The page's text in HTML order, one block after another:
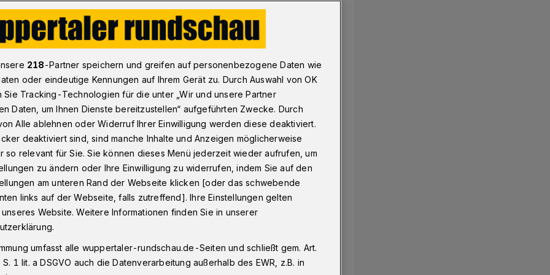
WSV-Coach Parlatan will Zahl der Gegentore verringern​
will Zahl
verringern
Ersan Parlatan am Freitag (22.
Der Sturm und die damit
Strecke sorgten für, dass der neue
Wuppertaler SV nach der
Berlin eine Stunde später als
218-Partner speichern und greifen auf personenbezogene Daten wie
oder eindeutige Kennungen auf Ihrem Gerät zu. Durch Auswahl von OK
Sie Tracking-Technologien für die unter „Wir und unsere Partner
Daten, um Ihnen Dienste bereitzustellen“ aufgeführten Zwecke. Durch
Alle ablehnen oder Widerruf Ihrer Einwilligung werden diese deaktiviert.
deaktiviert sind, sind manche Inhalte und Anzeigen möglicherweise
so relevant für Sie. Sie können dieses Menü jederzeit wieder aufrufen, um
zu ändern oder Ihre Einwilligung zu widerrufen, indem Sie auf den
am unteren Rand der Webseite klicken [oder das schwebende
links auf der Webseite, falls zutreffend]. Ihre Einstellungen gelten
Website. Weitere Informationen finden Sie in unserer
umfasst alle wuppertaler-rundschau.de-Seiten und schließt gem. Art.
1 lit. a DSGVO auch die Datenverarbeitung außerhalb des EWR, z.B. in